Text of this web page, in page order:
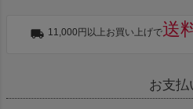
11,000円以上お買い上げで送
お支払